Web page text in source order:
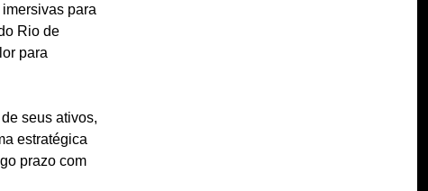
para
Rio de
para
seus ativos,
estratégica
prazo com